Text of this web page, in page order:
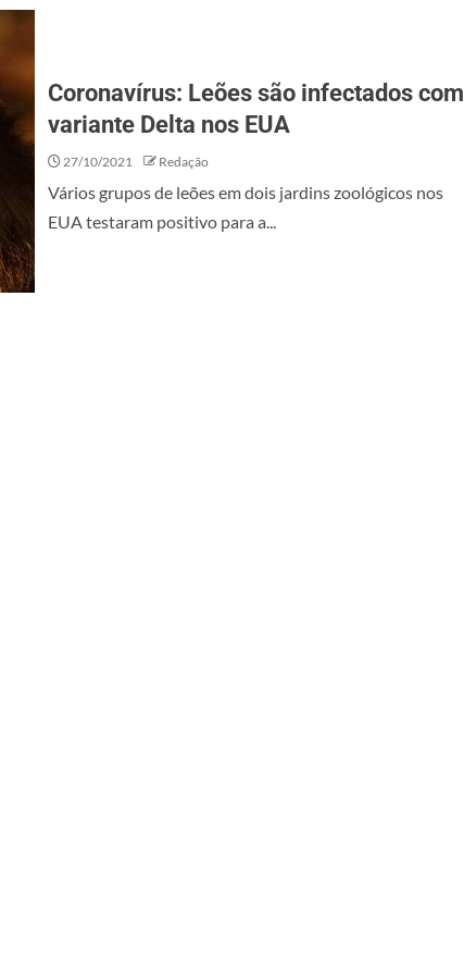
Coronavírus: Leões são infectados com
variante Delta nos EUA
27/10/2021 Redação
Vários grupos de leões em dois jardins zoológicos nos
EUA testaram positivo para a...